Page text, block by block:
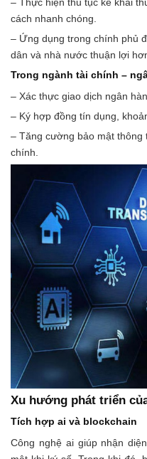
cách nhanh chóng.
– Ứng dụng trong chính phủ
dân và nhà nước thuận lợi
Trong ngành tài chính –
– Xác thực giao dịch ngân
– Ký hợp đồng tín dụng,
– Tăng cường bảo mật thông
chính.
Xu hướng phát triển
Tích hợp ai và blockchain
Công nghệ ai giúp nhận